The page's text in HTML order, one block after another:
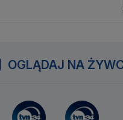
OGLĄDAJ NA